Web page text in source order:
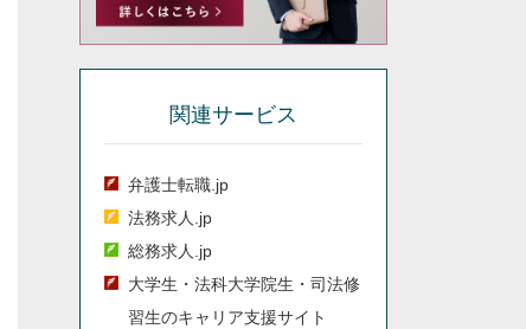
関連サービス
弁護士転職.jp
法務求人.jp
総務求人.jp
大学生・法科大学院生・司法修
習生のキャリア支援サイト